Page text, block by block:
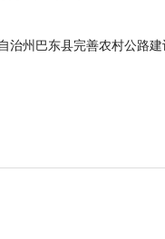
治州巴东县完善农村公路